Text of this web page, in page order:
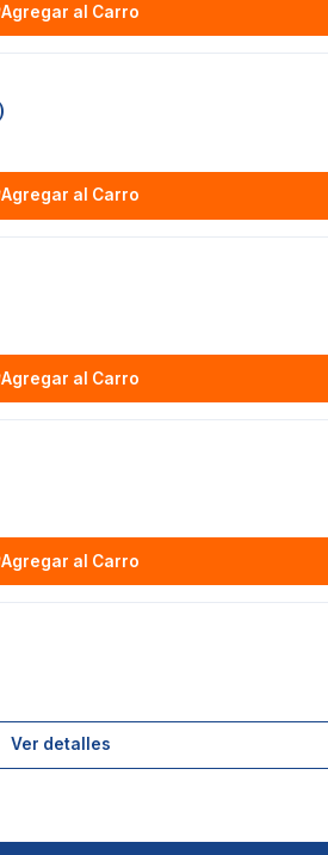
Agregar al Carro
Agregar al Carro
Agregar al Carro
Agregar al Carro
Ver detalles